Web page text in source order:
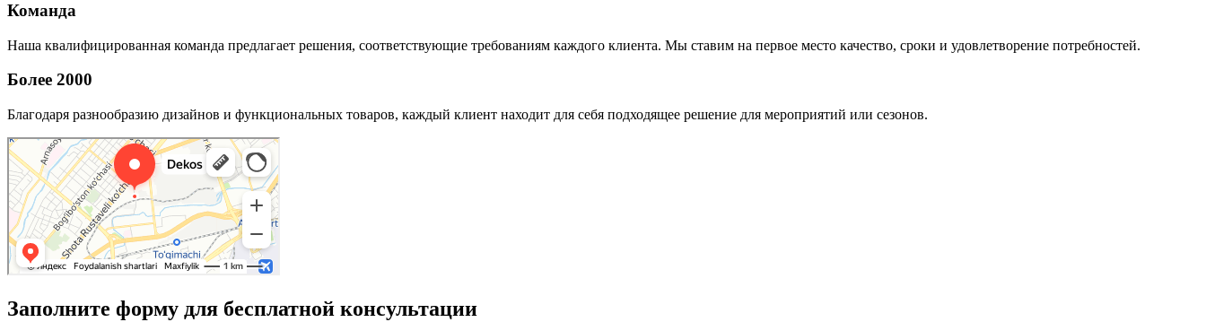
Команда
Наша квалифицированная команда предлагает решения, соответствующие требованиям каждого клиента. Мы ставим на первое место качество, сроки и удовлетворение потребностей.
Более 2000
Благодаря разнообразию дизайнов и функциональных товаров, каждый клиент находит для себя подходящее решение для мероприятий или сезонов.
Заполните форму для бесплатной консультации